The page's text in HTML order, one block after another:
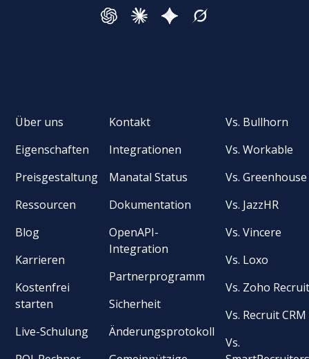
Über uns
Eigenschaften
Preisgestaltung
Ressourcen
Blog
Karrieren
Kostenfrei
starten
Live-Schulung
Kontakt
Integrationen
Manatal Status
Dokumentation
OpenAPI-
Integration
Partnerprogramm
Sicherheit
Änderungsprotokoll
Vs. Bullhorn
Vs. Workable
Vs. Greenhouse
Vs. JazzHR
Vs. Vincere
Vs. Loxo
Vs. Zoho
Vs. Recruit CRM
Vs.